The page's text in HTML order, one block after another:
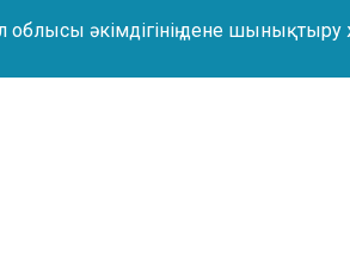
әкімдігінің дене